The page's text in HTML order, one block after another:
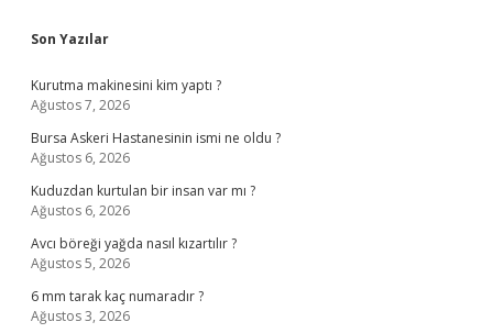
Sidebar
Son Yazılar
Kurutma makinesini kim yaptı ?
Ağustos 7, 2026
Bursa Askeri Hastanesinin ismi ne oldu ?
Ağustos 6, 2026
Kuduzdan kurtulan bir insan var mı ?
Ağustos 6, 2026
Avcı böreği yağda nasıl kızartılır ?
Ağustos 5, 2026
6 mm tarak kaç numaradır ?
Ağustos 3, 2026